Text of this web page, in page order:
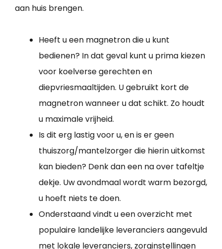
aan huis brengen.
Heeft u een magnetron die u kunt
bedienen? In dat geval kunt u prima kiezen
voor koelverse gerechten en
diepvriesmaaltijden. U gebruikt kort de
magnetron wanneer u dat schikt. Zo houdt
u maximale vrijheid.
Is dit erg lastig voor u, en is er geen
thuiszorg/mantelzorger die hierin uitkomst
kan bieden? Denk dan een na over tafeltje
dekje. Uw avondmaal wordt warm bezorgd,
u hoeft niets te doen.
Onderstaand vindt u een overzicht met
populaire landelijke leveranciers aangevuld
met lokale leveranciers, zorginstellingen